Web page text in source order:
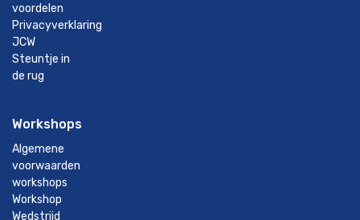
voordelen
Privacyverklaring
JCW
Steuntje in
de rug
Workshops
Algemene
voorwaarden
workshops
Workshop
Wedstrijd